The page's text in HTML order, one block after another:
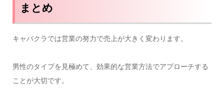
まとめ
キャバクラでは営業の努力で売上が大きく変わります。
男性のタイプを見極めて、効果的な営業方法でアプローチする
ことが大切です。